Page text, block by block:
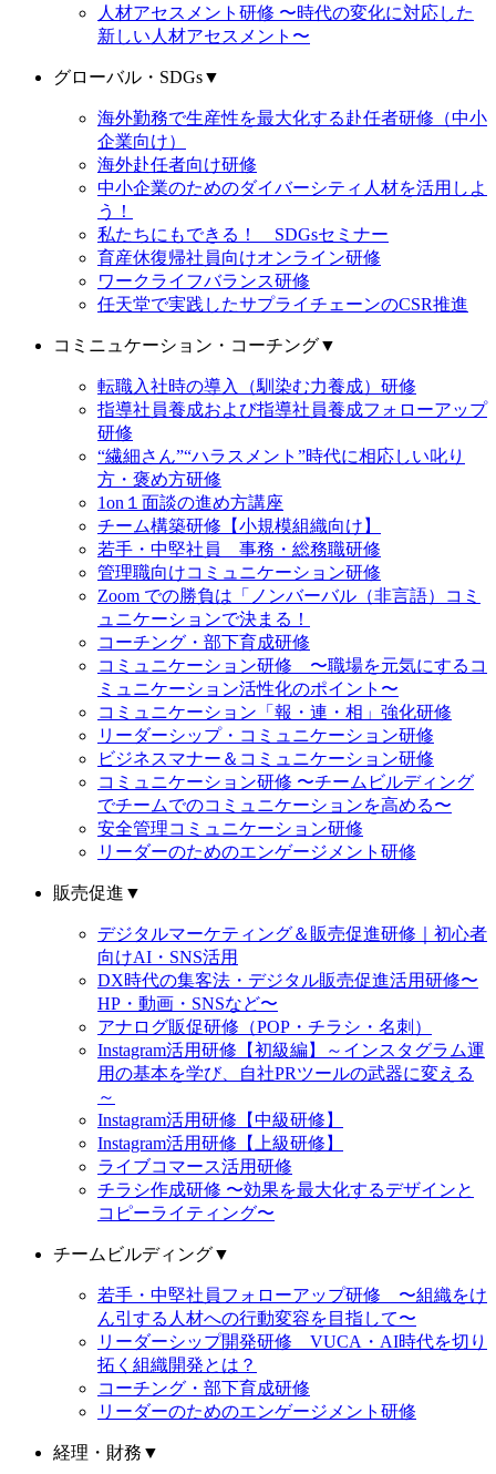
人材アセスメント研修 〜時代の変化に対応した
新しい人材アセスメント〜
グローバル・SDGs▼
海外勤務で生産性を最大化する赴任者研修（中小
企業向け）
海外赴任者向け研修
中小企業のためのダイバーシティ人材を活用しよ
う！
私たちにもできる！ SDGsセミナー
育産休復帰社員向けオンライン研修
ワークライフバランス研修
任天堂で実践したサプライチェーンのCSR推進
コミニュケーション・コーチング▼
転職入社時の導入（馴染む力養成）研修
指導社員養成および指導社員養成フォローアップ
研修
“繊細さん”“ハラスメント”時代に相応しい叱り
方・褒め方研修
1on１面談の進め方講座
チーム構築研修【小規模組織向け】
若手・中堅社員 事務・総務職研修
管理職向けコミュニケーション研修
Zoom での勝負は「ノンバーバル（非言語）コミ
ュニケーションで決まる！
コーチング・部下育成研修
コミュニケーション研修 〜職場を元気にするコ
ミュニケーション活性化のポイント〜
コミュニケーション「報・連・相」強化研修
リーダーシップ・コミュニケーション研修
ビジネスマナー＆コミュニケーション研修
コミュニケーション研修 〜チームビルディング
でチームでのコミュニケーションを高める〜
安全管理コミュニケーション研修
リーダーのためのエンゲージメント研修
販売促進 ▼
デジタルマーケティング＆販売促進研修｜初心者
向けAI・SNS活用
DX時代の集客法・デジタル販売促進活用研修〜
HP・動画・SNSなど〜
アナログ販促研修（POP・チラシ・名刺）
Instagram活用研修【初級編】～インスタグラム運
用の基本を学び、自社PRツールの武器に変える
～
Instagram活用研修【中級研修】
Instagram活用研修【上級研修】
ライブコマース活用研修
チラシ作成研修 〜効果を最大化するデザインと
コピーライティング〜
チームビルディング▼
若手・中堅社員フォローアップ研修 〜組織をけ
ん引する人材への行動変容を目指して〜
リーダーシップ開発研修 VUCA・AI時代を切り
拓く組織開発とは？
コーチング・部下育成研修
リーダーのためのエンゲージメント研修
経理・財務 ▼